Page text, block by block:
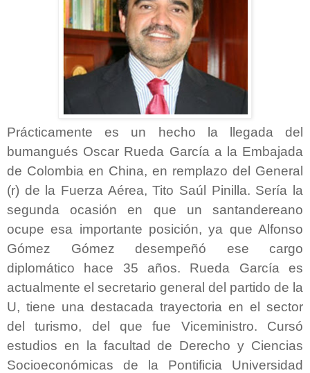
Prácticamente es un hecho la llegada del
bumangués Oscar Rueda García a la Embajada
de Colombia en China, en remplazo del General
(r) de la Fuerza Aérea, Tito Saúl Pinilla. Sería la
segunda ocasión en que un santandereano
ocupe esa importante posición, ya que Alfonso
Gómez Gómez desempeñó ese cargo
diplomático hace 35 años. Rueda García es
actualmente el secretario general del partido de la
U, tiene una destacada trayectoria en el sector
del turismo, del que fue Viceministro.
Cursó
estudios en la facultad de Derecho y Ciencias
Socioeconómicas de la Pontificia Universidad